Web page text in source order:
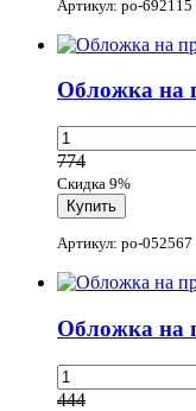
Артикул: po-692115
Обложка на
774
Скидка 9%
Артикул: po-052567
Обложка на
444